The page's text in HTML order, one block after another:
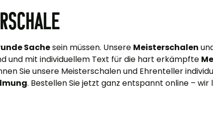
Sachesein müssen. Unsere Meisterschalen
und mit individuellem Text für die hart erkämpfte
Sie unsere Meisterschalen und Ehrenteller
. Bestellen Sie jetzt ganz entspannt online –